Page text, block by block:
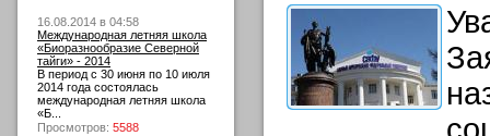
16.08.2014 в 04:58
Международная летняя школа
«Биоразнообразие Северной
тайги» - 2014
В период с 30 июня по 10 июля
2014 года состоялась
международная летняя школа
«Б...
Просмотров: 5588